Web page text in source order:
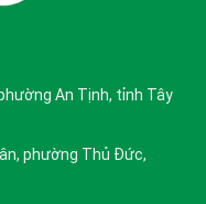
phường An Tịnh, tỉnh Tây
phường Thủ Đức,